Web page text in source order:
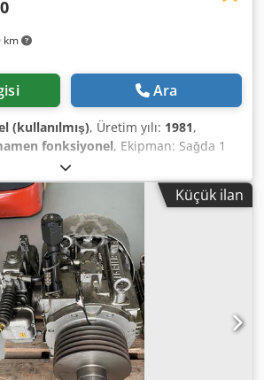
km
Ara
(kullanılmış), Üretim yılı: 1981,
fonksiyonel, Ekipman: Sağda 1
pres 250 kN Dcsdpor D N Eqjfx
ünitesi 1 dar sürgü ünitesi Çalışma
aralığı: 6,0 mm'ye kadar Şerit genişliği:
uzunluğu: 520 mm'ye kadar Çıkış:
Küçük ilan